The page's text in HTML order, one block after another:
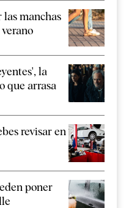
las manchas
la
que arrasa
revisar en
poner